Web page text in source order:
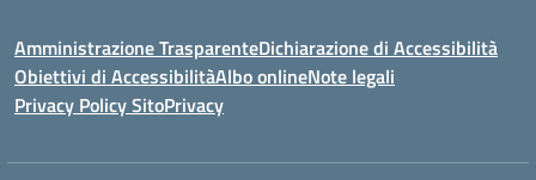
Amministrazione TrasparenteDichiarazione di Accessibilità
Obiettivi di AccessibilitàAlbo onlineNote legali
Privacy Policy SitoPrivacy